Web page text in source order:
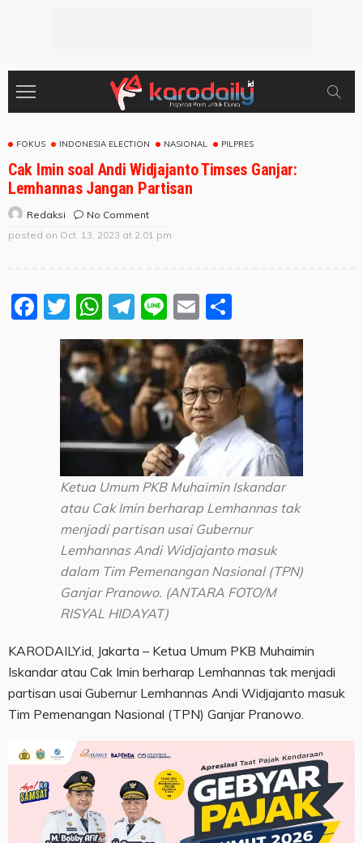
FOKUS INDONESIA ELECTION NASIONAL PILPRES
Cak Imin soal Andi Widjajanto Timses Ganjar:
Lemhannas Jangan Partisan
Redaksi
No Comment
posted on Oct. 13, 2023 at 2:01 pm
Facebook
Twitter
WhatsApp
Telegram
LineEmail
Ketua Umum PKB Muhaimin Iskandar
atau Cak Imin berharap Lemhannas tak
menjadi partisan usai Gubernur
Lemhannas Andi Widjajanto masuk
dalam Tim Pemenangan Nasional (TPN)
Ganjar Pranowo. (ANTARA FOTO/M
RISYAL HIDAYAT)
KARODAILY.id, Jakarta – Ketua Umum PKB Muhaimin
Iskandar atau Cak Imin berharap Lemhannas tak menjadi
partisan usai Gubernur Lemhannas Andi Widjajanto masuk
Tim Pemenangan Nasional (TPN) Ganjar Pranowo.